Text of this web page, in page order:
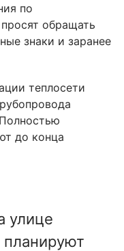
по
обращать
знаки и заранее
теплосети
до конца
улице